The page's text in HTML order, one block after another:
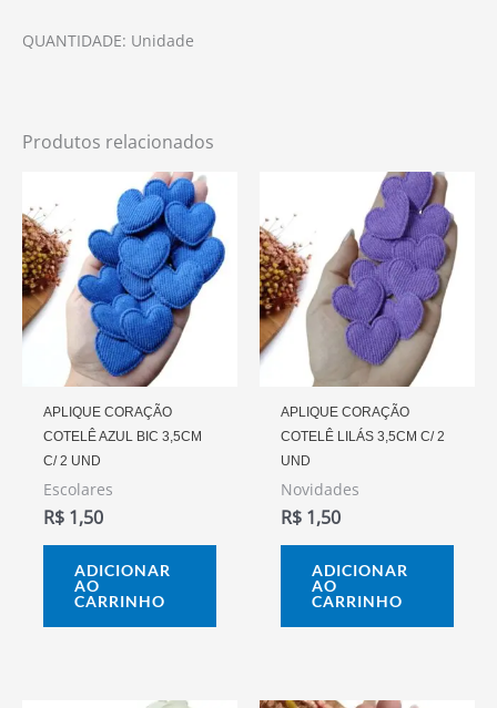
QUANTIDADE: Unidade
Produtos relacionados
APLIQUE CORAÇÃO
COTELÊ AZUL BIC 3,5CM
C/ 2 UND
Escolares
R$ 1,50
ADICIONAR
AO
CARRINHO
APLIQUE CORAÇÃO
COTELÊ LILÁS 3,5CM C/ 2
UND
Novidades
R$ 1,50
ADICIONAR
AO
CARRINHO